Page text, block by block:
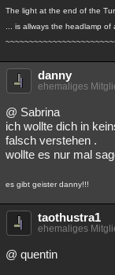
The light at the end of the
... is allways the headlamp
danny
ehemaliges
@ Sabrina
ich wollte dich in
falsch verstehen .
wollte es nur mal
es gibt geister danny!!!
taothustra1
ehemaliges
@ quentin